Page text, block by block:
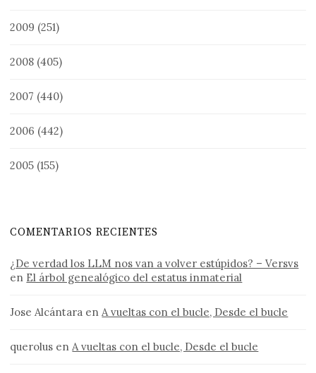
2009 (251)
2008 (405)
2007 (440)
2006 (442)
2005 (155)
COMENTARIOS RECIENTES
¿De verdad los LLM nos van a volver estúpidos? – Versvs
en El árbol genealógico del estatus inmaterial
Jose Alcántara enA vueltas con el bucle, Desde el bucle
querolus enA vueltas con el bucle, Desde el bucle